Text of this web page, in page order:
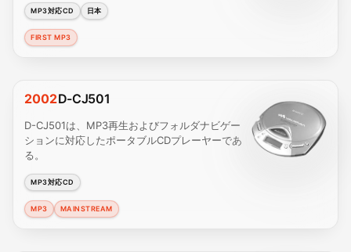
MP3対応CD 日本
FIRST MP3
2002D-CJ501
D-CJ501は、MP3再生およびフォルダナビゲー
ションに対応したポータブルCDプレーヤーであ
る。
MP3対応CD
MP3 MAINSTREAM